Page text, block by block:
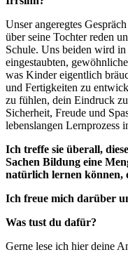
Unser angeregtes
über seine Tochter reden
Schule. Uns beiden wird in
eingestaubten,
was Kinder eigentlich
und Fertigkeiten zu
zu fühlen, dein Eindruck
Sicherheit, Freude und
lebenslangen Lernprozess
Ich treffe sie überall,
Sachen Bildung eine
natürlich lernen können,
Ich freue mich darüber
Was tust du dafür?
Gerne lese ich hier deine